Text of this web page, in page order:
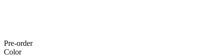
Pre-order
Color